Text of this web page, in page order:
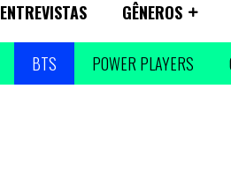
ENTREVISTAS GÊNEROS
BTS POWER PLAYERS